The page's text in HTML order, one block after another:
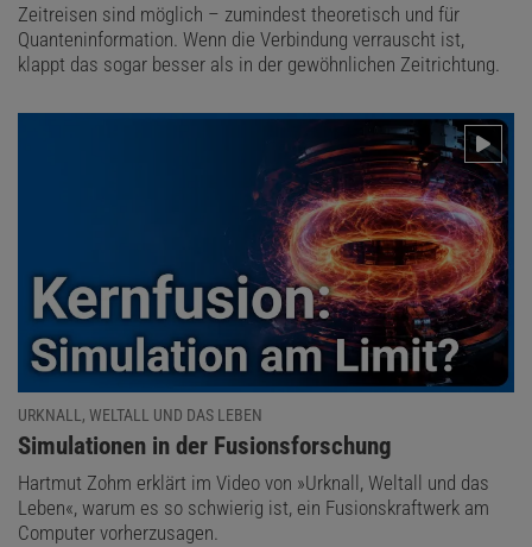
Zeitreisen sind möglich – zumindest theoretisch und für
Quanteninformation. Wenn die Verbindung verrauscht ist,
klappt das sogar besser als in der gewöhnlichen Zeitrichtung.
URKNALL, WELTALL UND DAS LEBEN
:
Simulationen in der Fusionsforschung
Hartmut Zohm erklärt im Video von »Urknall, Weltall und das
Leben«, warum es so schwierig ist, ein Fusionskraftwerk am
Computer vorherzusagen.